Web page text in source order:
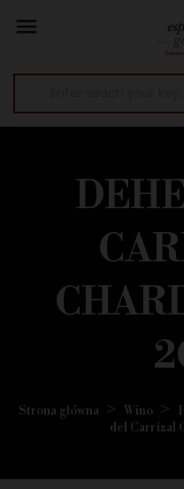

Strona główna Wino
del Carrizal